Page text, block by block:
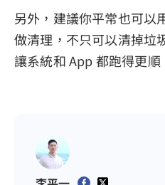
另外，建議你平常也可以
做清理，不只可以清掉垃
讓系統和 App 都跑得更順